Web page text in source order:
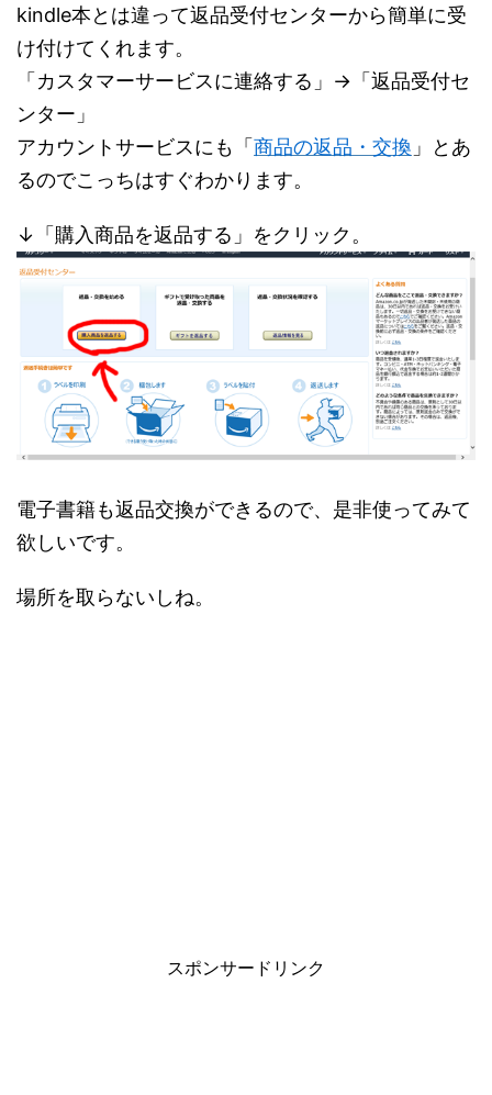
kindle本とは違って返品受付センターから簡単に受
け付けてくれます。
「カスタマーサービスに連絡する」→「返品受付セ
ンター」
アカウントサービスにも「 商品の返品・交換 」とあ
るのでこっちはすぐわかります。
↓「購入商品を返品する」をクリック。
電子書籍も返品交換ができるので、是非使ってみて
欲しいです。
場所を取らないしね。
スポンサードリンク